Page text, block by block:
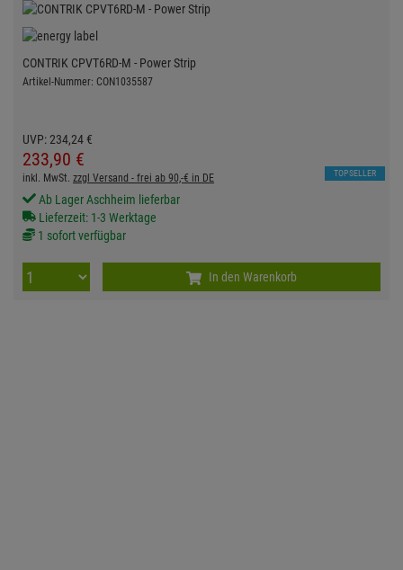
CONTRIK CPVT6RD-M - Power Strip
Artikel-Nummer: CON1035587
UVP:234,24€
233,90 €
TOPSELLER
inkl. MwSt. zzgl Versand - frei ab 90,-€ in DE
Ab Lager Aschheim lieferbar
Lieferzeit: 1-3 Werktage
1 sofort verfügbar
In den Warenkorb